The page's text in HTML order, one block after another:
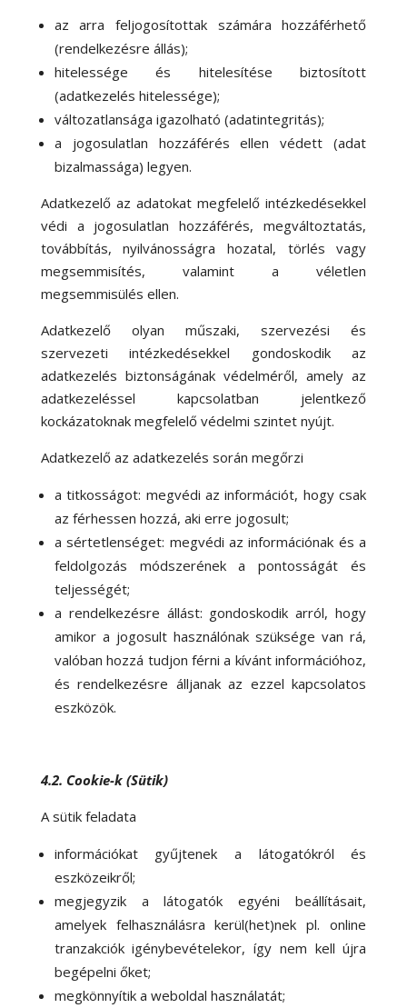
az arra feljogosítottak számára hozzáférhető
(rendelkezésre állás);
hitelessége és hitelesítése biztosított
(adatkezelés hitelessége);
változatlansága igazolható (adatintegritás);
a jogosulatlan hozzáférés ellen védett (adat
bizalmassága) legyen.
Adatkezelő az adatokat megfelelő intézkedésekkel
védi a jogosulatlan hozzáférés, megváltoztatás,
továbbítás, nyilvánosságra hozatal, törlés vagy
megsemmisítés, valamint a véletlen
megsemmisülés ellen.
Adatkezelő olyan műszaki, szervezési és
szervezeti intézkedésekkel gondoskodik az
adatkezelés biztonságának védelméről, amely az
adatkezeléssel kapcsolatban jelentkező
kockázatoknak megfelelő védelmi szintet nyújt.
Adatkezelő az adatkezelés során megőrzi
a titkosságot: megvédi az információt, hogy csak
az férhessen hozzá, aki erre jogosult;
a sértetlenséget: megvédi az információnak és a
feldolgozás módszerének a pontosságát és
teljességét;
a rendelkezésre állást: gondoskodik arról, hogy
amikor a jogosult használónak szüksége van rá,
valóban hozzá tudjon férni a kívánt információhoz,
és rendelkezésre álljanak az ezzel kapcsolatos
eszközök.
4.2. Cookie-k (Sütik)
A sütik feladata
információkat gyűjtenek a látogatókról és
eszközeikről;
megjegyzik a látogatók egyéni beállításait,
amelyek felhasználásra kerül(het)nek pl. online
tranzakciók igénybevételekor, így nem kell újra
begépelni őket;
megkönnyítik a weboldal használatát;